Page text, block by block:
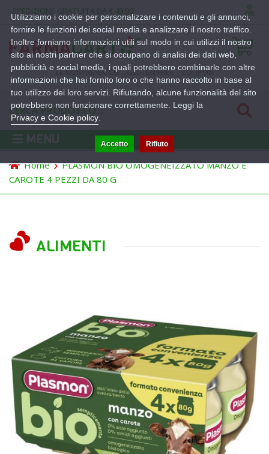
SPEDIZIONE GRATUITA DA € 49,90
LE NOSTRE GUIDE GLUTEN FREE COUPON
MENU
Home
PLASMON BIO OMOGENEIZZATO MANZO E
CAROTE 4 PEZZI DA 80 G
ALIMENTI
Utilizziamo i cookie per personalizzare i contenuti e gli annunci,
fornire le funzioni dei social media e analizzare il nostro traffico.
Inoltre forniamo informazioni utili sul modo in cui utilizzi il nostro
sito ai nostri partner che si occupano di analisi dei dati web,
pubblicità e social media, i quali potrebbero combinarle con altre
informazioni che hai fornito loro o che hanno raccolto in base al
tuo utilizzo dei loro servizi. Rifiutando, alcune funzionalità del sito
potrebbero non funzionare correttamente. Leggi la
Privacy e Cookie policy
Accetto Rifiuto